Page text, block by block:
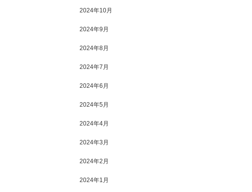
2024年10月
2024年9月
2024年8月
2024年7月
2024年6月
2024年5月
2024年4月
2024年3月
2024年2月
2024年1月